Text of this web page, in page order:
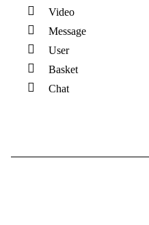
Video
Message
User
Basket
Chat